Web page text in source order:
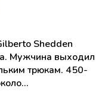
Shedden
Мужчина выходил
трюкам. 450-